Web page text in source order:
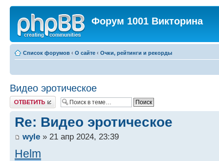
Форум 1001 Викторина
Список форумов ‹ О сайте ‹ Очки, рейтинги и рекорды
Видео эротическое
Ответить
Re: Видео эротическое
wyle » 21 апр 2024, 23:39
Helm